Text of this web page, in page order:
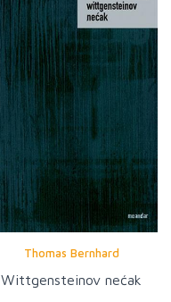
Thomas Bernhard
Wittgensteinov nećak